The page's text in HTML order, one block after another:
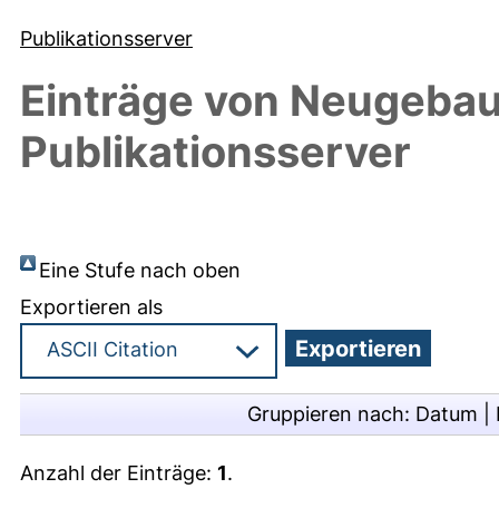
Publikationsserver
Einträge von
Publikationsserver
Eine Stufe nach oben
Exportieren als
Gruppieren nach: Datum
Anzahl der Einträge: 1.